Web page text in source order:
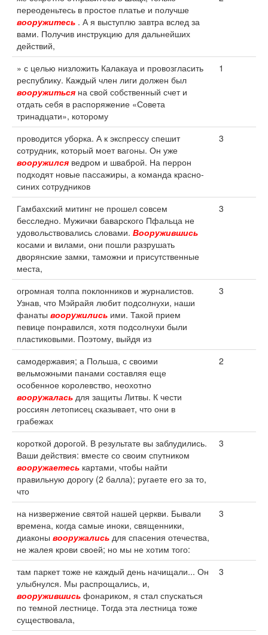
переоденьтесь в простое платье и получше
вооружитесь . А я выступлю завтра вслед за
вами. Получив инструкцию для дальнейших
действий,
» с целью низложить Калакауа и провозгласить
республику. Каждый член лиги должен был
вооружиться на свой собственный счет и
отдать себя в распоряжение «Совета
тринадцати», которому
1
проводится уборка. А к экспрессу спешит
сотрудник, который моет вагоны. Он уже
вооружился ведром и шваброй. На перрон
подходят новые пассажиры, а команда красно-
синих сотрудников
3
Гамбахский митинг не прошел совсем
бесследно. Мужички баварского Пфальца не
удовольствовались словами. Вооружившись
косами и вилами, они пошли разрушать
дворянские замки, таможни и присутственные
места,
3
огромная толпа поклонников и журналистов.
Узнав, что Мэйрайя любит подсолнухи, наши
фанаты вооружились ими. Такой прием
певице понравился, хотя подсолнухи были
пластиковыми. Поэтому, выйдя из
3
самодержавия; а Польша, с своими
вельможными панами составляя еще
особенное королевство, неохотно
вооружалась для защиты Литвы. К чести
россиян летописец сказывает, что они в
грабежах
2
короткой дорогой. В результате вы заблудились.
Ваши действия: вместе со своим спутником
вооружаетесь картами, чтобы найти
правильную дорогу (2 балла); ругаете его за то,
что
3
на низвержение святой нашей церкви. Бывали
времена, когда самые иноки, священники,
диаконы вооружались для спасения отечества,
не жалея крови своей; но мы не хотим того:
3
там паркет тоже не каждый день начищали... Он
улыбнулся. Мы распрощались, и,
вооружившись фонариком, я стал спускаться
по темной лестнице. Тогда эта лестница тоже
существовала,
3